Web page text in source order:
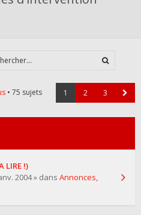
• 75 sujets 1 2 3
LIRE !)
2004 » dans Annonces,